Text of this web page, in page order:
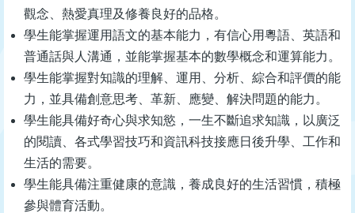
觀念、熱愛真理及修養良好的品格。
學生能掌握運用語文的基本能力，有信心用粵語、英語和
普通話與人溝通，並能掌握基本的數學概念和運算能力。
學生能掌握對知識的理解、運用、分析、綜合和評價的能
力，並具備創意思考、革新、應變、解決問題的能力。
學生能具備好奇心與求知慾，一生不斷追求知識，以廣泛
的閱讀、各式學習技巧和資訊科技接應日後升學、工作和
生活的需要。
學生能具備注重健康的意識，養成良好的生活習慣，積極
參與體育活動。